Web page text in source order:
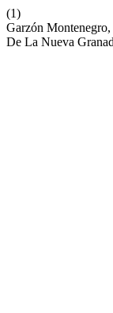
(1)
Garzón
De La Nueva